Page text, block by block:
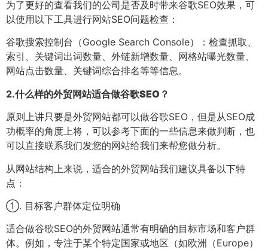
为了更好的查看我们的公司是否及时带来谷歌SEO效果，可
以使用以下工具进行网站SEO问题检查：
谷歌搜索控制台（Google Search Console）：检查抓取、
索引、关键词出词数量、外链新增数量、网格站曝光数量、
网站点击数量、关键词综合排名等等信息。
2.什么样的外贸网站适合做谷歌SEO？
原则上讲只要是外贸网站都可以做谷歌SEO，但是从SEO成
功概率的角度上将，可以参考下面的一些信息来做判断，也
可以直接联系我们发您的网站给我们来帮您做分析。
从网站结构上来说，适合的外贸网站我们建议具备以下特
点：
①. 目标客户群体定位明确
适合做谷歌SEO的外贸网站通常有明确的目标市场和客户群
体。例如，专注于某个特定国家或地区（如欧洲（Europe）